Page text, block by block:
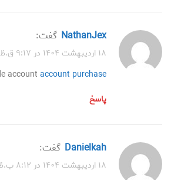
NathanJex گفت:
۱۸ اردیبهشت ۱۴۰۴ در ۹:۱۷ ق.ظ
account account purchase
پاسخ
Danielkah گفت:
۱۸ اردیبهشت ۱۴۰۴ در ۸:۱۲ ب.ظ